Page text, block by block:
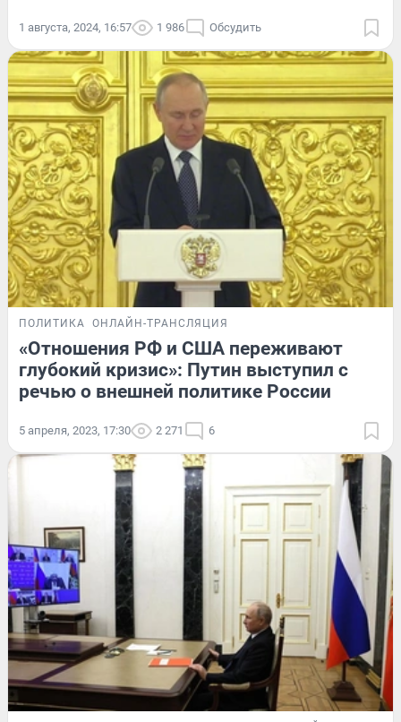
1 августа, 2024, 16:57 1 986 Обсудить
ПОЛИТИКА ОНЛАЙН-ТРАНСЛЯЦИЯ
«Отношения РФ и США переживают
глубокий кризис»: Путин выступил с
речью о внешней политике России
5 апреля, 2023, 17:30 2 271 6